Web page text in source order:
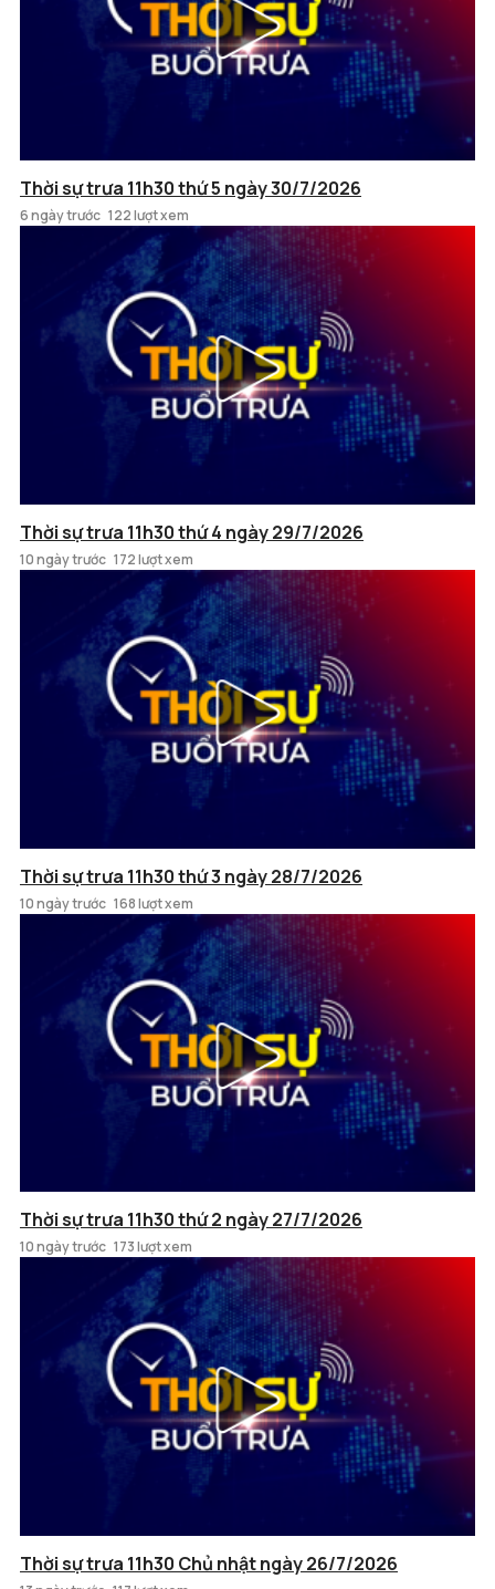
Thời sự trưa 11h30 thứ 5 ngày 30/7/2026
6 ngày trước 122 lượt xem
Thời sự trưa 11h30 thứ 4 ngày 29/7/2026
10 ngày trước 172 lượt xem
Thời sự trưa 11h30 thứ 3 ngày 28/7/2026
10 ngày trước 168 lượt xem
Thời sự trưa 11h30 thứ 2 ngày 27/7/2026
10 ngày trước 173 lượt xem
Thời sự trưa 11h30 Chủ nhật ngày 26/7/2026